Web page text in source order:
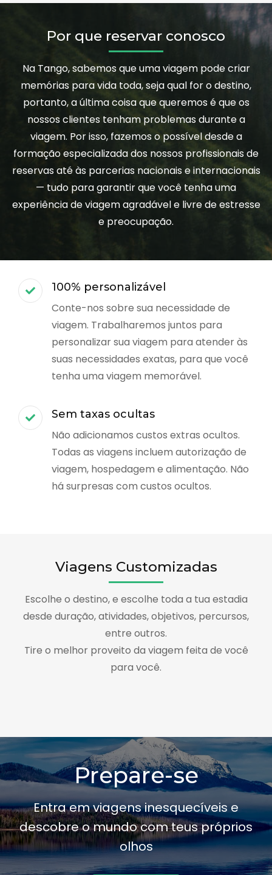
Por que reservar conosco
Na Tango, sabemos que uma viagem pode criar
memórias para vida toda, seja qual for o destino,
portanto, a última coisa que queremos é que os
nossos clientes tenham problemas durante a
viagem. Por isso, fazemos o possível desde a
formação especializada dos nossos profissionais de
reservas até às parcerias nacionais e internacionais
— tudo para garantir que você tenha uma
experiência de viagem agradável e livre de estresse
e preocupação.
100% personalizável
Conte-nos sobre sua necessidade de
viagem. Trabalharemos juntos para
personalizar sua viagem para atender às
suas necessidades exatas, para que você
tenha uma viagem memorável.
Sem taxas ocultas
Não adicionamos custos extras ocultos.
Todas as viagens incluem autorização de
viagem, hospedagem e alimentação. Não
há surpresas com custos ocultos.
Viagens Customizadas
Escolhe o destino, e escolhe toda a tua estadia
desde duração, atividades, objetivos, percursos,
entre outros.
Tire o melhor proveito da viagem feita de você
para você.
Prepare-se
Entra em viagens inesquecíveis e
descobre o mundo com teus próprios
olhos